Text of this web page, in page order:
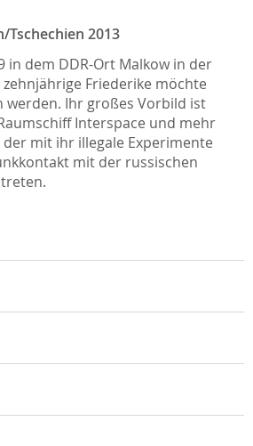
Tschechien 2013
in dem DDR-Ort Malkow in der
Friederike möchte
werden. Ihr großes Vorbild ist
Interspace und mehr
mit ihr illegale Experimente
mit der russischen